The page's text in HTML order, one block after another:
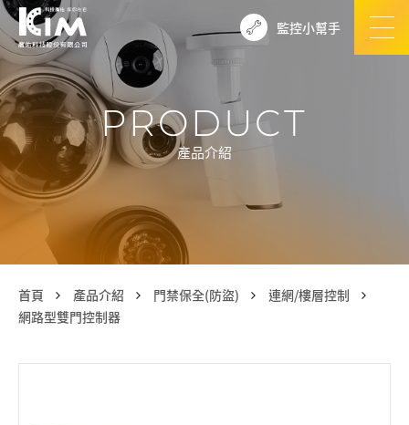
監控小幫手
PRODUCT
產品介紹
首頁 產品介紹 門禁保全(防盜)
連網/樓層控制
網路型雙門控制器